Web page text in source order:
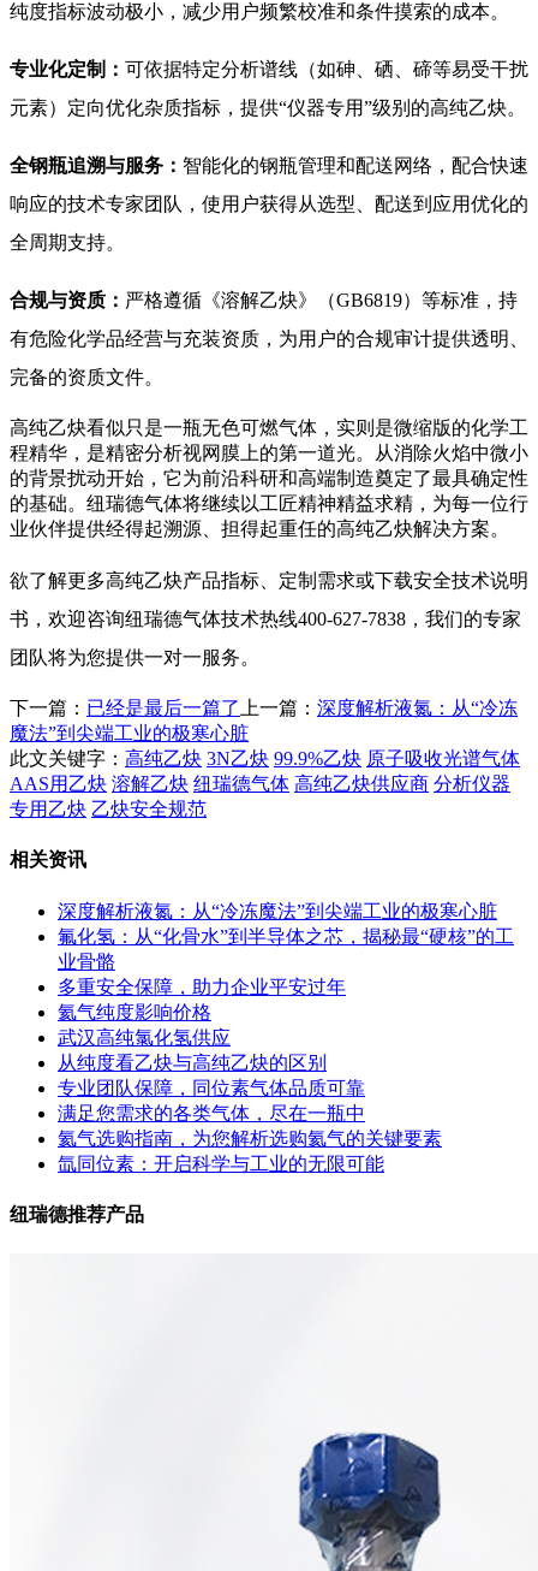
纯度指标波动极小，减少用户频繁校准和条件摸索的成本。
专业化定制： 可依据特定分析谱线（如砷、硒、碲等易受干扰
元素）定向优化杂质指标，提供“仪器专用”级别的高纯乙炔。
全钢瓶追溯与服务： 智能化的钢瓶管理和配送网络，配合快速
响应的技术专家团队，使用户获得从选型、配送到应用优化的
全周期支持。
合规与资质： 严格遵循《溶解乙炔》（GB6819）等标准，持
有危险化学品经营与充装资质，为用户的合规审计提供透明、
完备的资质文件。
高纯乙炔看似只是一瓶无色可燃气体，实则是微缩版的化学工
程精华，是精密分析视网膜上的第一道光。从消除火焰中微小
的背景扰动开始，它为前沿科研和高端制造奠定了最具确定性
的基础。纽瑞德气体将继续以工匠精神精益求精，为每一位行
业伙伴提供经得起溯源、担得起重任的高纯乙炔解决方案。
欲了解更多高纯乙炔产品指标、定制需求或下载安全技术说明
书，欢迎咨询纽瑞德气体技术热线400-627-7838，我们的专家
团队将为您提供一对一服务。
下一篇： 已经是最后一篇了 上一篇： 深度解析液氮：从“冷冻
魔法”到尖端工业的极寒心脏
此文关键字： 高纯乙炔 3N乙炔 99.9%乙炔 原子吸收光谱气体
AAS用乙炔 溶解乙炔 纽瑞德气体 高纯乙炔供应商 分析仪器
专用乙炔 乙炔安全规范
相关资讯
深度解析液氮：从“冷冻魔法”到尖端工业的极寒心脏
氟化氢：从“化骨水”到半导体之芯，揭秘最“硬核”的工
业骨骼
多重安全保障，助力企业平安过年
氦气纯度影响价格
武汉高纯氯化氢供应
从纯度看乙炔与高纯乙炔的区别
专业团队保障，同位素气体品质可靠
满足您需求的各类气体，尽在一瓶中
氦气选购指南，为您解析选购氦气的关键要素
氙同位素：开启科学与工业的无限可能
纽瑞德推荐产品